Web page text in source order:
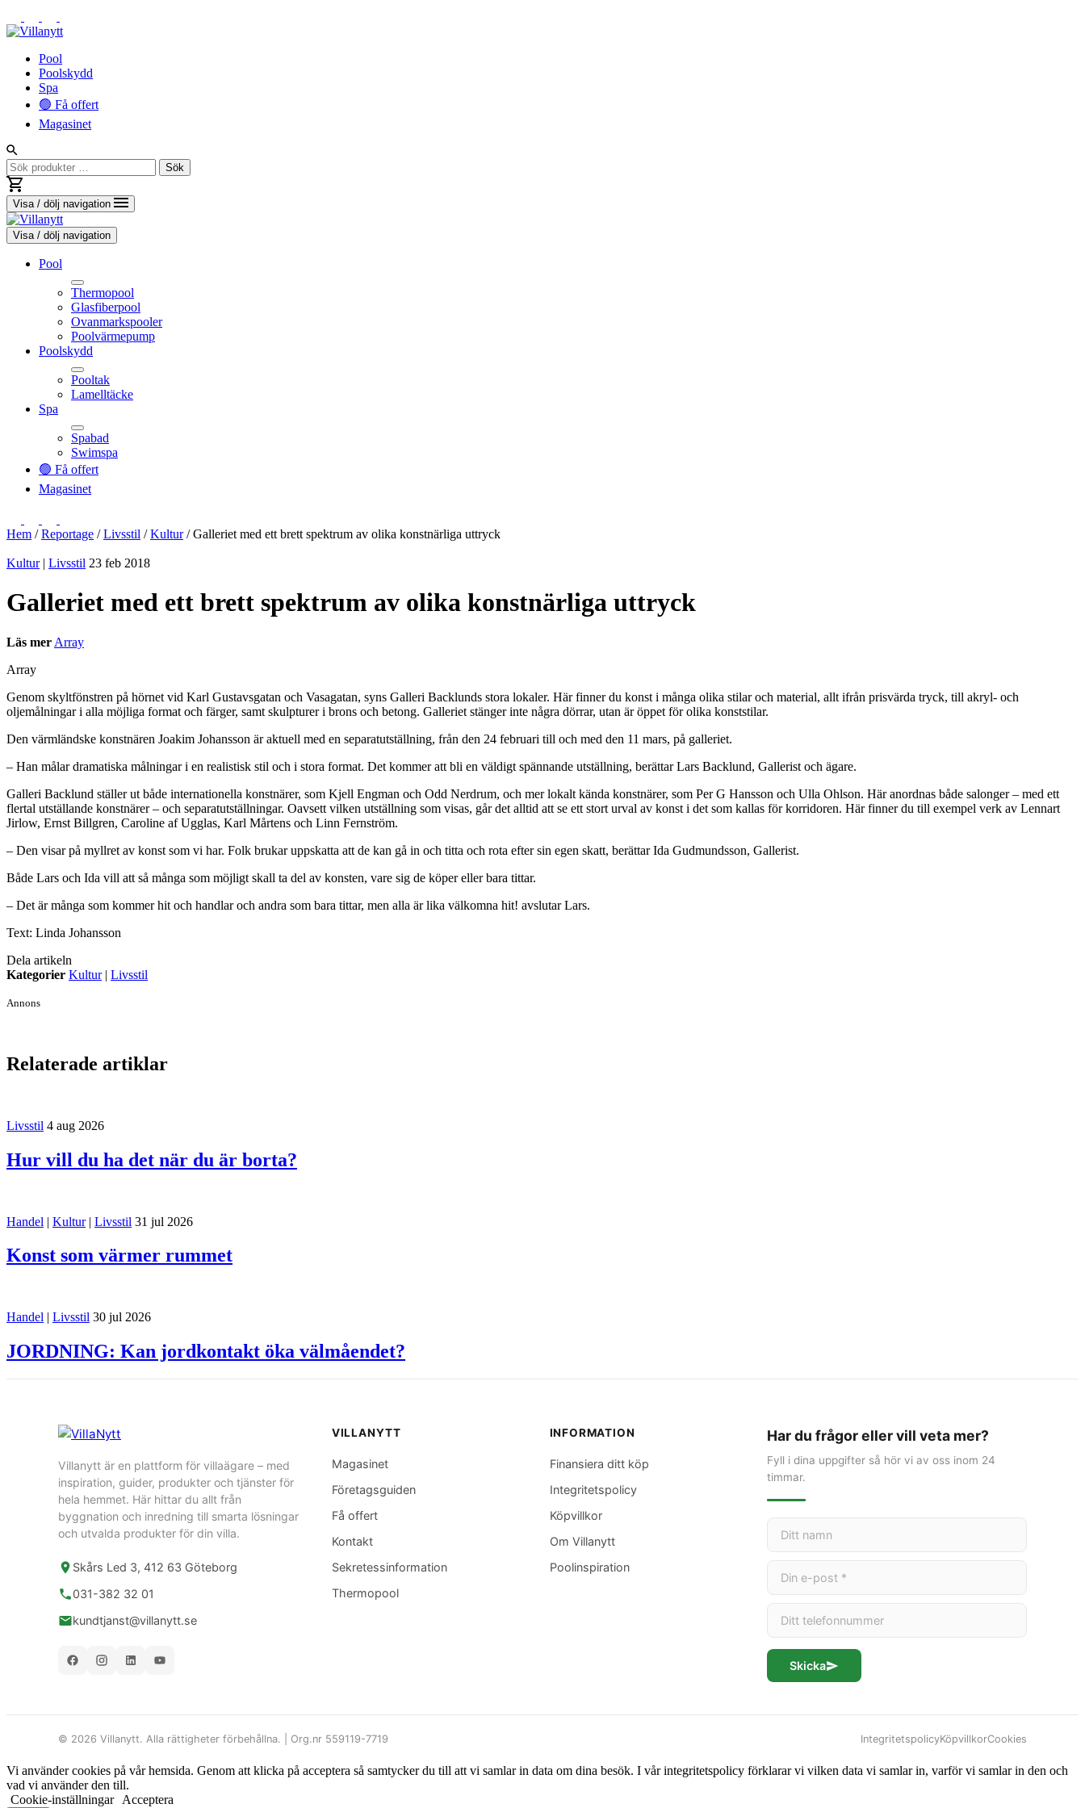
innehåll
Pool
Poolskydd
Spa
🟢 Få offert
Magasinet
Sök
efter:
Sök
Visa / dölj navigation
Visa / dölj navigation
Pool
Thermopool
Glasfiberpool
Ovanmarkspooler
Poolvärmepump
Toggle
Poolskydd
Pooltak
Lamelltäcke
Toggle
Spa
Spabad
Swimspa
Toggle
🟢 Få offert
Magasinet
Hem /Reportage /Livsstil /Kultur/Galleriet med ett brett spektrum av olika konstnärliga uttryck
Kultur | Livsstil 23 feb 2018
Galleriet med ett brett spektrum av olika konstnärliga uttryck
Läs mer Array
Array
Genom skyltfönstren på hörnet vid Karl Gustavsgatan och Vasagatan, syns Galleri Backlunds stora lokaler. Här finner du konst i många olika stilar och material, allt ifrån prisvärda tryck, till akryl- och
oljemålningar i alla möjliga format och färger, samt skulpturer i brons och betong. Galleriet stänger inte några dörrar, utan är öppet för olika konststilar.
Den värmländske konstnären Joakim Johansson är aktuell med en separatutställning, från den 24 februari till och med den 11 mars, på galleriet.
– Han målar dramatiska målningar i en realistisk stil och i stora format. Det kommer att bli en väldigt spännande utställning, berättar Lars Backlund, Gallerist och ägare.
Galleri Backlund ställer ut både internationella konstnärer, som Kjell Engman och Odd Nerdrum, och mer lokalt kända konstnärer, som Per G Hansson och Ulla Ohlson. Här anordnas både salonger – med ett
flertal utställande konstnärer – och separatutställningar. Oavsett vilken utställning som visas, går det alltid att se ett stort urval av konst i det som kallas för korridoren. Här finner du till exempel verk av Lennart
Jirlow, Ernst Billgren, Caroline af Ugglas, Karl Mårtens och Linn Fernström.
– Den visar på myllret av konst som vi har. Folk brukar uppskatta att de kan gå in och titta och rota efter sin egen skatt, berättar Ida Gudmundsson, Gallerist.
Både Lars och Ida vill att så många som möjligt skall ta del av konsten, vare sig de köper eller bara tittar.
– Det är många som kommer hit och handlar och andra som bara tittar, men alla är lika välkomna hit! avslutar Lars.
Text: Linda Johansson
Dela artikeln
Kategorier Kultur | Livsstil
Annons
Relaterade artiklar
Livsstil 4 aug 2026
Hur vill du ha det när du är borta?
Handel | Kultur | Livsstil 31 jul 2026
Konst som värmer rummet
Handel | Livsstil 30 jul 2026
JORDNING: Kan jordkontakt öka välmåendet?
Villanytt är en plattform för villaägare – med
inspiration, guider, produkter och tjänster för
hela hemmet. Här hittar du allt från
byggnation och inredning till smarta lösningar
och utvalda produkter för din villa.
Skårs Led 3, 412 63 Göteborg
031-382 32 01
kundtjanst@villanytt.se
VILLANYTT
Magasinet
Företagsguiden
Få offert
Kontakt
Sekretessinformation
Thermopool
INFORMATION
Finansiera ditt köp
Integritetspolicy
Köpvillkor
Om Villanytt
Poolinspiration
Har du frågor eller vill veta mer?
Fyll i dina uppgifter så hör vi av oss inom 24
timmar.
Skicka
© 2026 Villanytt. Alla rättigheter förbehållna. | Org.nr 559119-7719 IntegritetspolicyKöpvillkorCookies
Vi använder cookies på vår hemsida. Genom att klicka på acceptera så samtycker du till att vi samlar in data om dina besök. I vår integritetspolicy förklarar vi vilken data vi samlar in, varför vi samlar in den och
vad vi använder den till.
Cookie-inställningar
Acceptera